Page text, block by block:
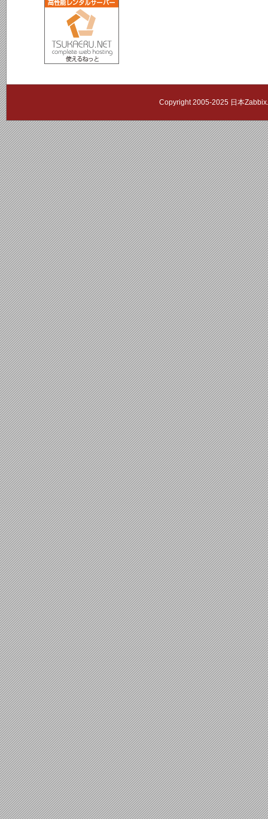
Copyright 2005-2025 日本